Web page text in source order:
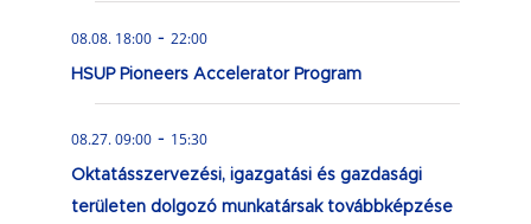
08.08. 18:00 - 22:00
HSUP Pioneers Accelerator Program
08.27. 09:00 - 15:30
Oktatásszervezési, igazgatási és gazdasági
területen dolgozó munkatársak továbbképzése